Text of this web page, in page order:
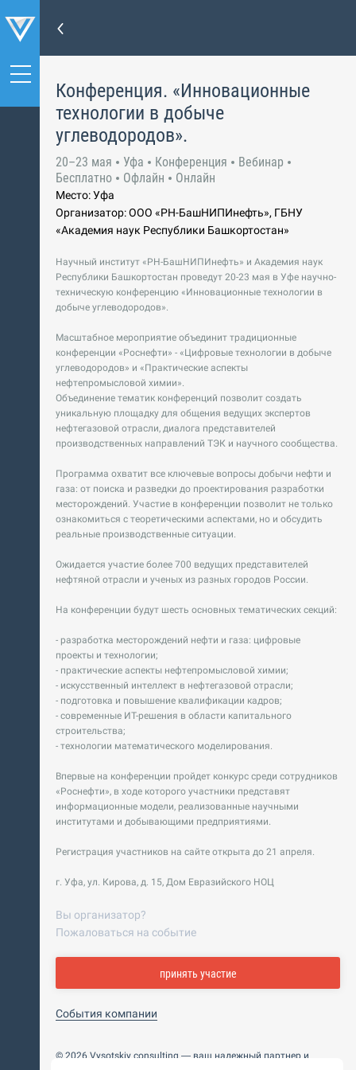
Конференция. «Инновационные
технологии в добыче
углеводородов».
20–23 мая Уфа Конференция
Вебинар
Бесплатно
Офлайн Онлайн
Место: Уфа
Организатор: ООО «РН-БашНИПИнефть», ГБНУ
«Академия наук Республики Башкортостан»
Научный институт «РН-БашНИПИнефть» и Академия наук
Республики Башкортостан проведут 20-23 мая в Уфе научно-
техническую конференцию «Инновационные технологии в
добыче углеводородов».
Масштабное мероприятие объединит традиционные
конференции «Роснефти» - «Цифровые технологии в добыче
углеводородов» и «Практические аспекты
нефтепромысловой химии».
Объединение тематик конференций позволит создать
уникальную площадку для общения ведущих экспертов
нефтегазовой отрасли, диалога представителей
производственных направлений ТЭК и научного сообщества.
Программа охватит все ключевые вопросы добычи нефти и
газа: от поиска и разведки до проектирования разработки
месторождений. Участие в конференции позволит не только
ознакомиться с теоретическими аспектами, но и обсудить
реальные производственные ситуации.
Ожидается участие более 700 ведущих представителей
нефтяной отрасли и ученых из разных городов России.
На конференции будут шесть основных тематических секций:
- разработка месторождений нефти и газа: цифровые
проекты и технологии;
- практические аспекты нефтепромысловой химии;
- искусственный интеллект в нефтегазовой отрасли;
- подготовка и повышение квалификации кадров;
- современные ИТ-решения в области капитального
строительства;
- технологии математического моделирования.
Впервые на конференции пройдет конкурс среди сотрудников
«Роснефти», в ходе которого участники представят
информационные модели, реализованные научными
институтами и добывающими предприятиями.
Регистрация участников на сайте открыта до 21 апреля.
г. Уфа, ул. Кирова, д. 15, Дом Евразийского НОЦ
Вы организатор?
Пожаловаться на событие
принять участие
События компании
© 2026 Vysotskiy consulting — ваш надежный партнер и